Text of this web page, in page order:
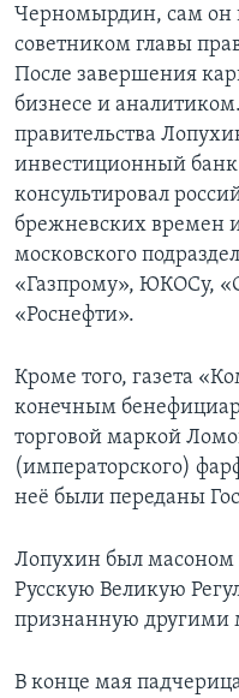
Черномырдин, сам он
советником главы
После завершения
бизнесе и
правительства
инвестиционный
консультировал
брежневских времен
московского
«Газпрому», ЮКОСу,
«Роснефти».
Кроме того, газета
конечным
торговой маркой
(императорского)
неё были переданы
Лопухин был масоном
Русскую Великую
признанную другими
В конце мая